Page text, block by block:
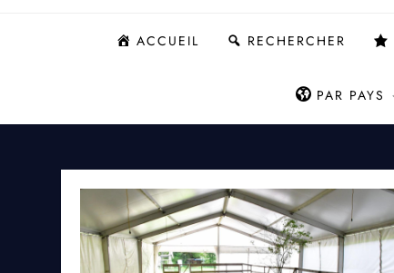
ACCUEIL RECHERCHER
PAR PAYS